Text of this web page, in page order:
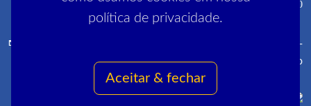
política de privacidade.
Aceitar & fechar
R. Manai, 180 - Campo Grande - CEP 23052-220
Sinpro-
Rio